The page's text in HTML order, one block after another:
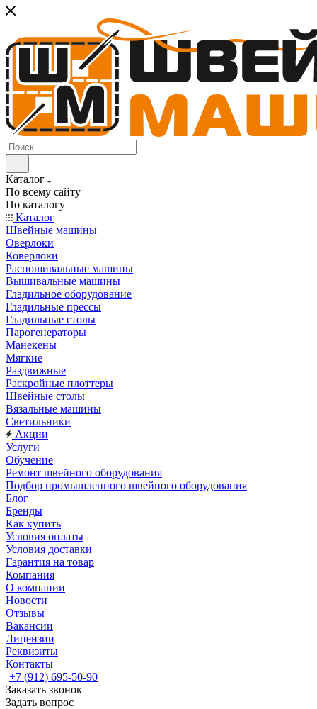
Каталог
По всему сайту
По каталогу
Каталог
Швейные машины
Оверлоки
Коверлоки
Распошивальные машины
Вышивальные машины
Гладильное оборудование
Гладильные прессы
Гладильные столы
Парогенераторы
Манекены
Мягкие
Раздвижные
Раскройные плоттеры
Швейные столы
Вязальные машины
Светильники
Акции
Услуги
Обучение
Ремонт швейного оборудования
Подбор промышленного швейного оборудования
Блог
Бренды
Как купить
Условия оплаты
Условия доставки
Гарантия на товар
Компания
О компании
Новости
Отзывы
Вакансии
Лицензии
Реквизиты
Контакты
+7 (912) 695-50-90
Заказать звонок
Задать вопрос